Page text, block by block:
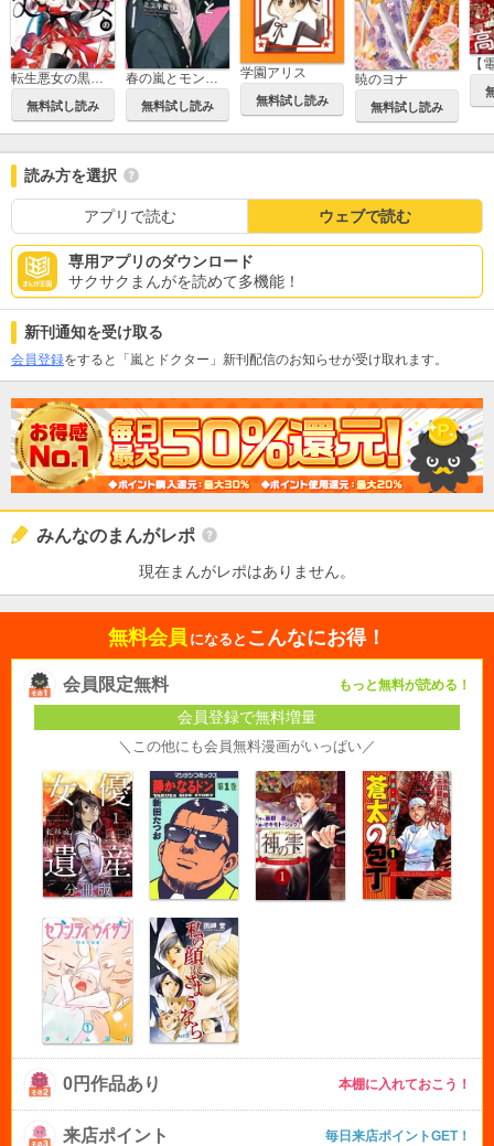
転生悪女の黒歴史
無料試し読み
春の嵐とモンスター
無料試し読み
学園アリス
無料試し読み
暁のヨナ
無料試し読み
読み方を選択
アプリで読む ウェブで読む
専用アプリのダウンロード
サクサクまんがを読めて多機能！
新刊通知を受け取る
会員登録をすると「嵐とドクター」新刊配信のお知らせが受け取れます。
みんなのまんがレポ
現在まんがレポはありません。
無料会員 になると こんなにお得！
会員限定無料 もっと無料が読める！
会員登録で無料増量
＼この他にも会員無料漫画がいっぱい／
0円作品あり 本棚に入れておこう！
来店ポイント 毎日来店ポイントGET！